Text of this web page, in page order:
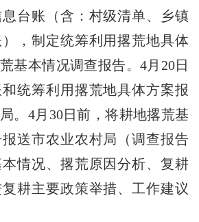
台账（含：村级清单、乡镇
，制定统筹利用撂荒地具体
基本情况调查报告。 4月 20日
统筹利用撂荒地具体方案报
。 4月 30日前，将耕地撂荒基
送市农业农村局（调查报告
情况、撂荒原因分析、复耕
耕主要政策举措、工作建议